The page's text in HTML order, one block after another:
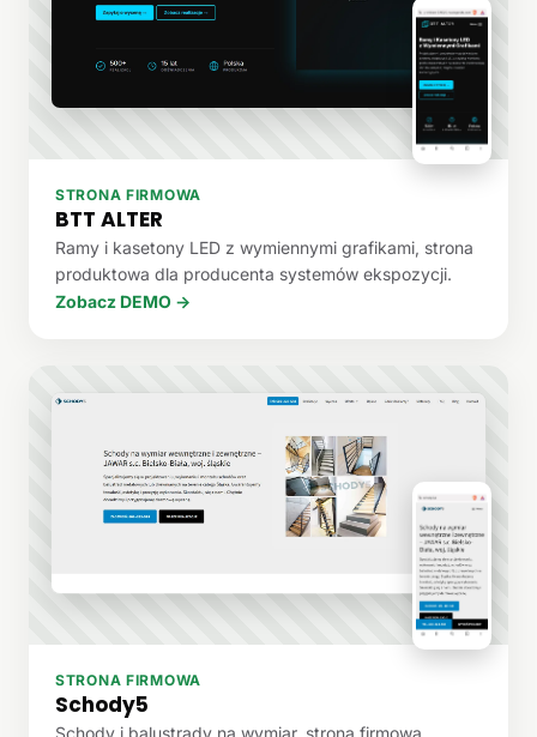
STRONA FIRMOWA
BTT ALTER
Ramy i kasetony LED z wymiennymi grafikami, strona
produktowa dla producenta systemów ekspozycji.
Zobacz DEMO →
STRONA FIRMOWA
Schody5